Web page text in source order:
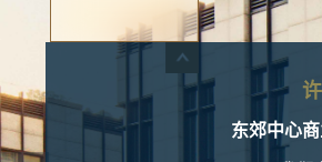
央行货币政策委员会：继续实施
东郊中心：携手仲量联行，开启
财政部：落实好专项债券支持
东郊中心